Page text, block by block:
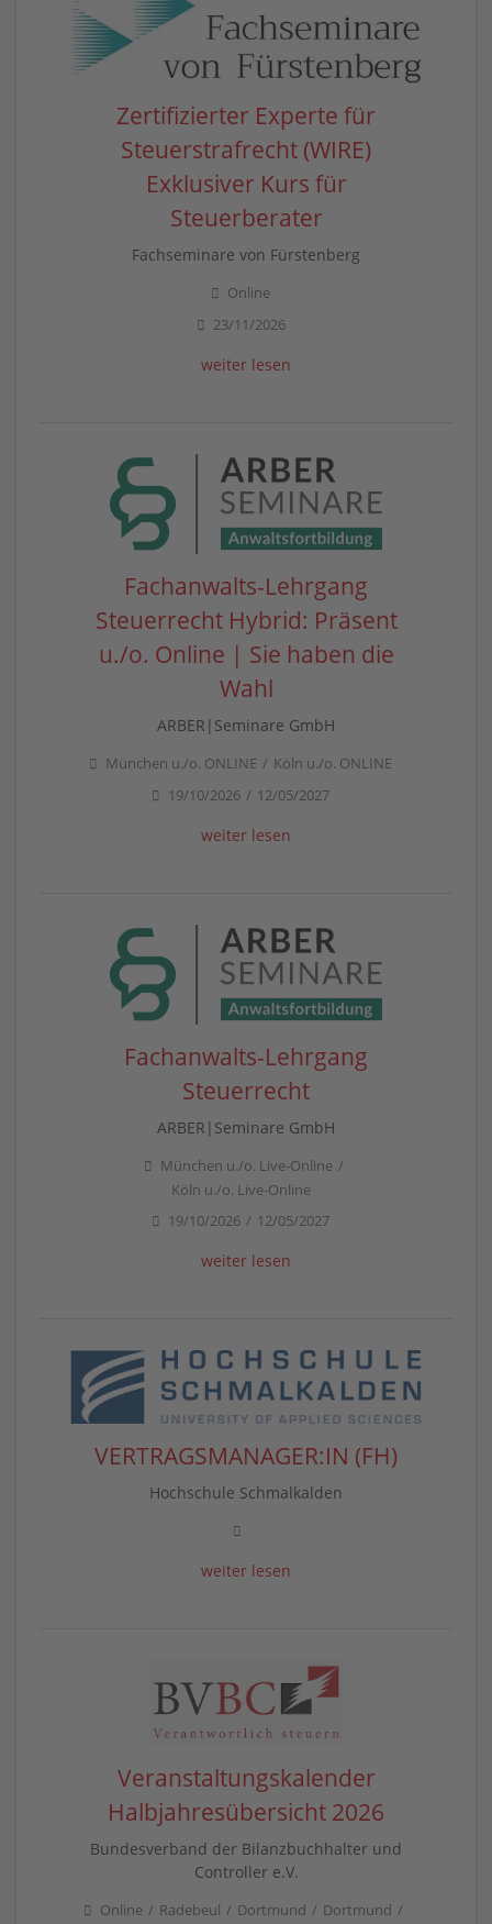
Zertifizierter Experte für
Steuerstrafrecht (WIRE)
Exklusiver Kurs für
Steuerberater
Fachseminare von Fürstenberg
Online
23/11/2026
weiter lesen
Fachanwalts-Lehrgang
Steuerrecht Hybrid: Präsent
u./o. Online | Sie haben die
Wahl
ARBER|Seminare GmbH
München u./o. ONLINE
Köln u./o. ONLINE
19/10/2026
12/05/2027
weiter lesen
Fachanwalts-Lehrgang
Steuerrecht
ARBER|Seminare GmbH
München u./o. Live-Online
Köln u./o. Live-Online
19/10/2026
12/05/2027
weiter lesen
VERTRAGSMANAGER:IN (FH)
Hochschule Schmalkalden
weiter lesen
Veranstaltungskalender
Halbjahresübersicht 2026
Bundesverband der Bilanzbuchhalter und
Controller e.V.
Online Radebeul Dortmund
Dortmund